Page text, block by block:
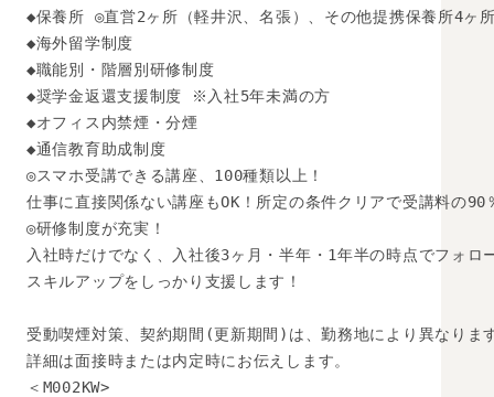
◆保養所 ◎直営2ヶ所（軽井沢、名張）、その他提携保養所4ヶ
◆海外留学制度
◆職能別・階層別研修制度
◆奨学金返還支援制度 ※入社5年未満の方
◆オフィス内禁煙・分煙
◆通信教育助成制度
◎スマホ受講できる講座、100種類以上！
仕事に直接関係ない講座もOK！所定の条件クリアで受講料の90
◎研修制度が充実！
入社時だけでなく、入社後3ヶ月・半年・1年半の時点でフォロ
スキルアップをしっかり支援します！
受動喫煙対策、契約期間(更新期間)は、勤務地により異なりま
詳細は面接時または内定時にお伝えします。
＜M002KW>